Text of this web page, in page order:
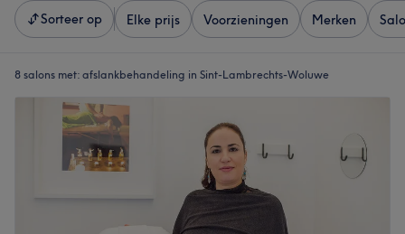
Sorteer op Elke prijs Voorzieningen Merken
8 salons met: afslankbehandeling in Sint-Lambrechts-Woluwe